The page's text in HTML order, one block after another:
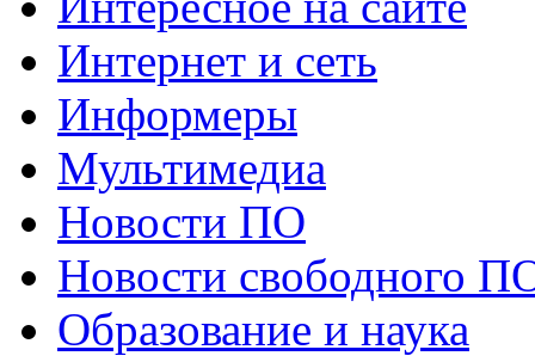
Интернет и сеть
Информеры
Мультимедиа
Новости ПО
Новости свободного
Образование и наука